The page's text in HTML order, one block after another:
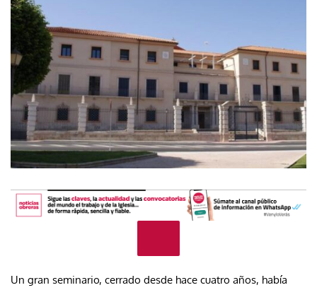
Un gran seminario, cerrado desde hace cuatro años, había